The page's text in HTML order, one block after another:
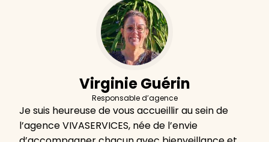
Virginie Guérin
Responsable d’agence
Je suis heureuse de vous accueillir au sein de
l’agence VIVASERVICES, née de l’envie